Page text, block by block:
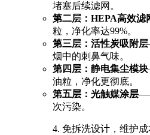
堵塞后续滤网。
第二层：HEPA高效滤
粒，净化率达99%。
第三层：活性炭吸附层
烟中的刺鼻气味。
第四层：静电集尘模块
油粒，净化更彻底。
第五层：光触媒涂层
次污染。
4. 免拆洗设计，维护成